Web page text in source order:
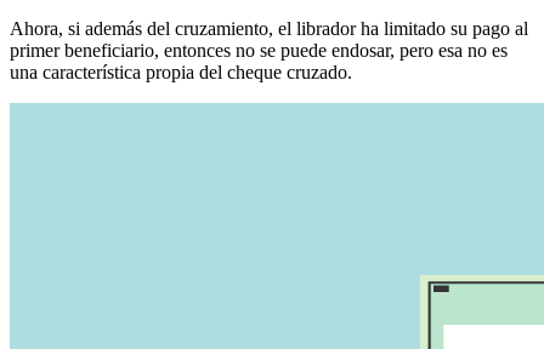
Ahora, si además del cruzamiento, el librador ha limitado su pago al
primer beneficiario, entonces no se puede endosar, pero esa no es
una característica propia del cheque cruzado.